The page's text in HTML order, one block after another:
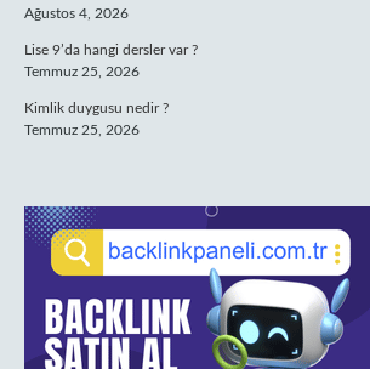
Ağustos 4, 2026
Lise 9’da hangi dersler var ?
Temmuz 25, 2026
Kimlik duygusu nedir ?
Temmuz 25, 2026